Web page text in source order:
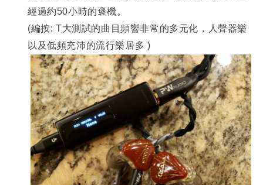
經過約50小時的褒機。
(編按: T大測試的曲目頻響非常的多元化，人聲器樂
以及低頻充沛的流行樂居多 )